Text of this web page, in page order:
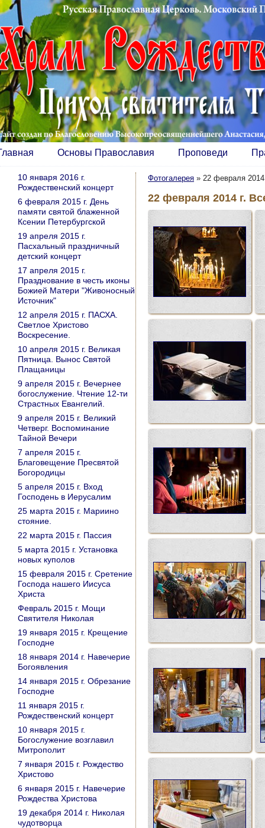
Основы Православия Проповеди
Фотогалерея » 22 февраля 2014
22 февраля 2014 г.
10 января 2016 г.
Рождественский концерт
6 февраля 2015 г. День
памяти святой блаженной
Ксении Петербургской
19 апреля 2015 г.
Пасхальный праздничный
детский концерт
17 апреля 2015 г.
Празднование в честь иконы
Божией Матери "Живоносный
Источник"
12 апреля 2015 г. ПАСХА.
Светлое Христово
Воскресение.
10 апреля 2015 г. Великая
Пятница. Вынос Святой
Плащаницы
9 апреля 2015 г. Вечернее
богослужение. Чтение 12-ти
Страстных Евангелий.
9 апреля 2015 г. Великий
Четверг. Воспоминание
Тайной Вечери
7 апреля 2015 г.
Благовещение Пресвятой
Богородицы
5 апреля 2015 г. Вход
Господень в Иерусалим
25 марта 2015 г. Мариино
стояние.
22 марта 2015 г. Пассия
5 марта 2015 г. Установка
новых куполов
15 февраля 2015 г. Сретение
Господа нашего Иисуса
Христа
Февраль 2015 г. Мощи
Святителя Николая
19 января 2015 г. Крещение
Господне
18 января 2014 г. Навечерие
Богоявления
14 января 2015 г. Обрезание
Господне
11 января 2015 г.
Рождественский концерт
10 января 2015 г.
Богослужение возглавил
Митрополит
7 января 2015 г. Рождество
Христово
6 января 2015 г. Навечерие
Рождества Христова
19 декабря 2014 г. Николая
чудотворца